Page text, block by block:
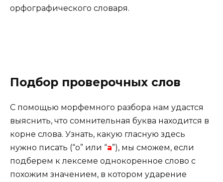
орфографического словаря.
Подбор проверочных слов
С помощью морфемного разбора нам удастся
выяснить, что сомнительная буква находится в
корне слова. Узнать, какую гласную здесь
нужно писать (“о” или “а”), мы сможем, если
подберем к лексеме однокоренное слово с
похожим значением, в котором ударение